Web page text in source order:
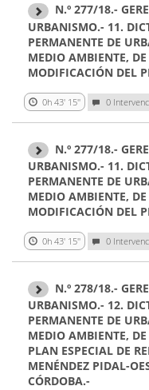
N.º 277/18.-
URBANISMO.- 11.
PERMANENTE DE
MEDIO AMBIENTE,
MODIFICACIÓN DEL
0h 43' 15'' 0
N.º 277/18.-
URBANISMO.- 11.
PERMANENTE DE
MEDIO AMBIENTE,
MODIFICACIÓN DEL
0h 43' 15'' 0
N.º 278/18.-
URBANISMO.- 12.
PERMANENTE DE
MEDIO AMBIENTE,
PLAN ESPECIAL DE
MENÉNDEZ PIDAL-
CÓRDOBA.-